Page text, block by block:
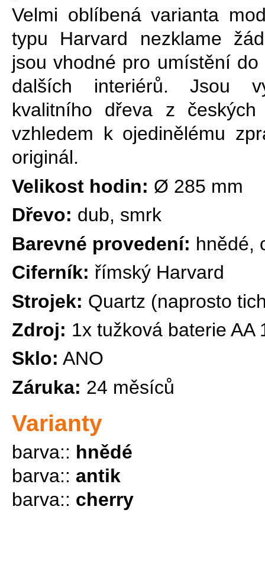
Velmi oblíbená varianta
typu Harvard nezklame
jsou vhodné pro umístění
dalších interiérů. Jsou
kvalitního dřeva z
vzhledem k ojedinělému
originál.
Velikost hodin: Ø 285 mm
Dřevo: dub, smrk
Barevné provedení: hnědé,
Ciferník: římský Harvard
Strojek: Quartz (naprosto
Zdroj: 1x tužková baterie AA
Sklo: ANO
Záruka: 24 měsíců
Varianty
barva:: hnědé
barva:: antik
barva:: cherry